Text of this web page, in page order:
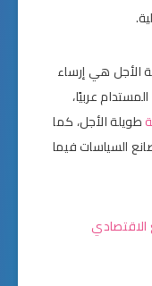
الأجل هي إرساء
عربيًا،
طويلة الأجل، كما
السياسات فيما